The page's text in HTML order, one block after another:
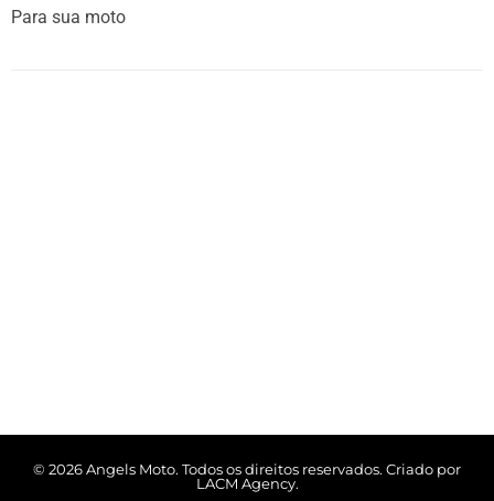
Para sua moto
© 2026 Angels Moto. Todos os direitos reservados. Criado por
LACM Agency.